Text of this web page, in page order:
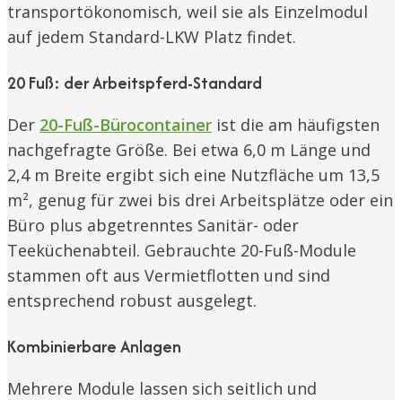
transportökonomisch, weil sie als Einzelmodul
auf jedem Standard-LKW Platz findet.
20 Fuß: der Arbeitspferd-Standard
Der 20-Fuß-Bürocontainer ist die am häufigsten
nachgefragte Größe. Bei etwa 6,0 m Länge und
2,4 m Breite ergibt sich eine Nutzfläche um 13,5
m², genug für zwei bis drei Arbeitsplätze oder ein
Büro plus abgetrenntes Sanitär- oder
Teeküchenabteil. Gebrauchte 20-Fuß-Module
stammen oft aus Vermietflotten und sind
entsprechend robust ausgelegt.
Kombinierbare Anlagen
Mehrere Module lassen sich seitlich und